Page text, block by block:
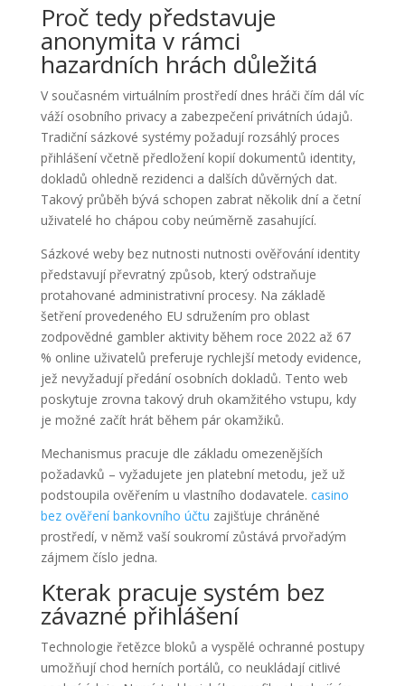
Proč tedy představuje
anonymita v rámci
hazardních hrách důležitá
V současném virtuálním prostředí dnes hráči čím dál víc
váží osobního privacy a zabezpečení privátních údajů.
Tradiční sázkové systémy požadují rozsáhlý proces
přihlášení včetně předložení kopií dokumentů identity,
dokladů ohledně rezidenci a dalších důvěrných dat.
Takový průběh bývá schopen zabrat několik dní a četní
uživatelé ho chápou coby neúměrně zasahující.
Sázkové weby bez nutnosti nutnosti ověřování identity
představují převratný způsob, který odstraňuje
protahované administrativní procesy. Na základě
šetření provedeného EU sdružením pro oblast
zodpovědné gambler aktivity během roce 2022 až 67
% online uživatelů preferuje rychlejší metody evidence,
jež nevyžadují předání osobních dokladů. Tento web
poskytuje zrovna takový druh okamžitého vstupu, kdy
je možné začít hrát během pár okamžiků.
Mechanismus pracuje dle základu omezenějších
požadavků – vyžadujete jen platební metodu, jež už
podstoupila ověřením u vlastního dodavatele. casino
bez ověření bankovního účtu zajišťuje chráněné
prostředí, v němž vaší soukromí zůstává prvořadým
zájmem číslo jedna.
Kterak pracuje systém bez
závazné přihlášení
Technologie řetězce bloků a vyspělé ochranné postupy
umožňují chod herních portálů, co neukládají citlivé